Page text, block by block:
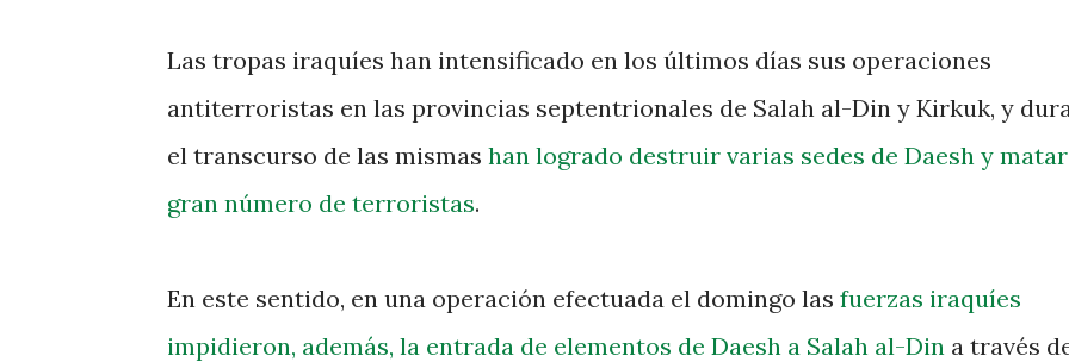
Las tropas iraquíes han intensificado en los últimos días sus operaciones
antiterroristas en las provincias septentrionales de Salah al-Din y Kirkuk, y
el transcurso de las mismas han logrado destruir varias sedes de Daesh y
gran número de terroristas.
En este sentido, en una operación efectuada el domingo las fuerzas iraquíes
impidieron, además, la entrada de elementos de Daesh a Salah al-Din a través